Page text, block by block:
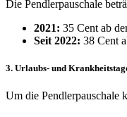
Die Pendlerpauschale
2021: 35 Cent ab
Seit 2022: 38 Cent
3. Urlaubs- und
Um die Pendlerpauschale